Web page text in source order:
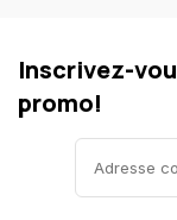
Inscrivez-
promo!